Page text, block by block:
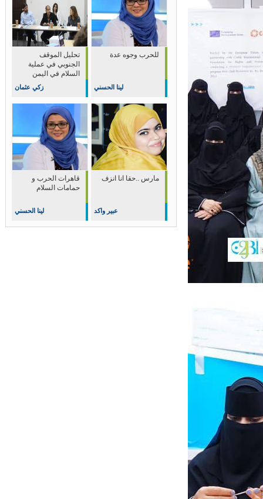
تحليل الموقف
الجنوبي في عملية
السلام في اليمن
زكي عثمان
للحرب وجوه عدة
لينا الحسني
قاهرات الحرب و
حمامات السلام
لينا الحسني
مارس ..حقا انا انزف
عبير واكد